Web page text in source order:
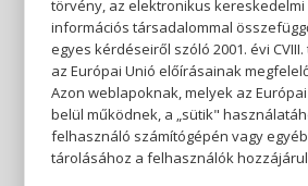
törvény, az elektronikus
információs társadalommal
egyes kérdéseiről szóló 2001. évi
az Európai Unió előírásainak
Azon weblapoknak, melyek az
belül működnek, a „sütik"
felhasználó számítógépén vagy
tárolásához a felhasználók